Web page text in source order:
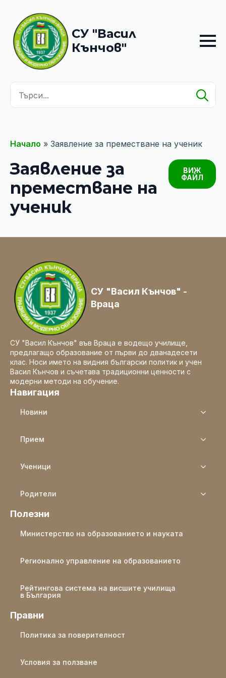
СУ "Васил
Кънчов"
Начало » Заявление за преместване на ученик
Заявление за
преместване на
ученик
ВИЖ
ФАЙЛ
СУ "Васил Кънчов" -
Враца
СУ "Васил Кънчов" във Враца е водещо училище,
предлагащо образование от първи до дванадесети
клас. Носи името на видния български политик и учен
Васил Кънчов и съчетава традиционни ценности с
модерни методи на обучение.
Навигация
Новини
Прием
Ученици
Родители
Полезни
Министерство на образованието и науката
Регионално управление на образованието
Рейтингова система на висшите училища
в България
Правни
Политика за поверителност
Условия за ползване